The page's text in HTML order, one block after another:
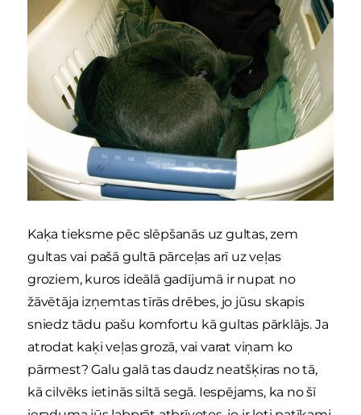
Kaķa tieksme pēc slēpšanās uz gultas, zem
gultas vai pašā gultā pārceļas arī uz veļas
groziem, kuros ideālā gadījumā ir nupat no
žāvētāja izņemtas tīrās drēbes, jo jūsu skapis
sniedz tādu pašu komfortu kā gultas pārklājs. Ja
atrodat kaķi veļas grozā, vai varat viņam ko
pārmest? Galu galā tas daudz neatšķiras no tā,
kā cilvēks ietinās siltā segā. Iespējams, ka no šī